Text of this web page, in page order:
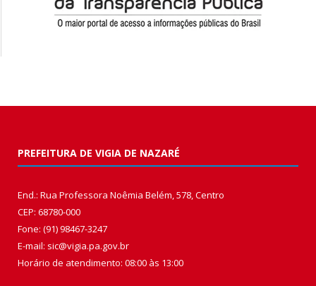
PREFEITURA DE VIGIA DE NAZARÉ
End.: Rua Professora Noêmia Belém, 578, Centro
CEP: 68780-000
Fone: (91) 98467-3247
E-mail: sic@vigia.pa.gov.br
Horário de atendimento: 08:00 às 13:00